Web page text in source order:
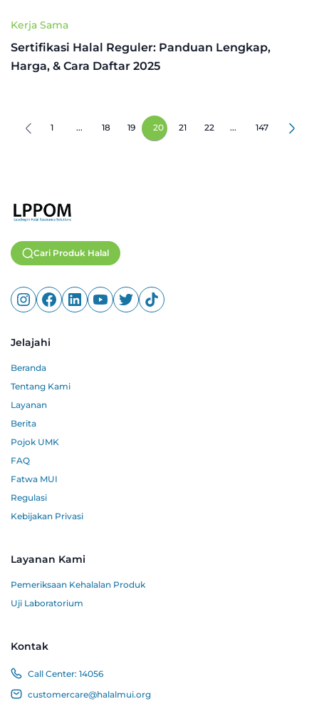
Kerja Sama
Sertifikasi Halal Reguler: Panduan Lengkap,
Harga, & Cara Daftar 2025
1 ... 18 19 20 21 22 ... 147
Cari Produk Halal
Jelajahi
Beranda
Tentang Kami
Layanan
Berita
Pojok UMK
FAQ
Fatwa MUI
Regulasi
Kebijakan Privasi
Layanan Kami
Pemeriksaan Kehalalan Produk
Uji Laboratorium
Kontak
Call Center: 14056
customercare@halalmui.org